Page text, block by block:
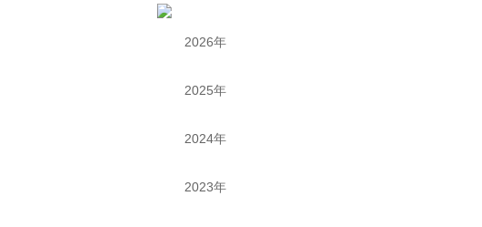
2026年
2025年
2024年
2023年